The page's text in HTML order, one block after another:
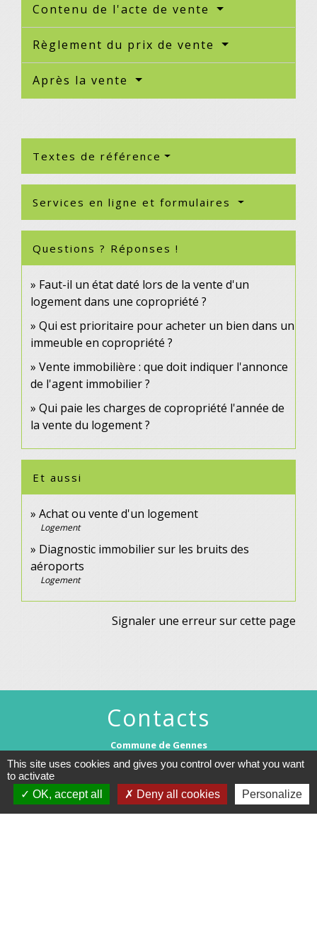
Contenu de l'acte de vente
Règlement du prix de vente
Après la vente
Textes de référence
Services en ligne et formulaires
Questions ? Réponses !
Faut-il un état daté lors de la vente d'un
logement dans une copropriété ?
Qui est prioritaire pour acheter un bien dans un
immeuble en copropriété ?
Vente immobilière : que doit indiquer l'annonce
de l'agent immobilier ?
Qui paie les charges de copropriété l'année de
la vente du logement ?
Et aussi
Achat ou vente d'un logement
Logement
Diagnostic immobilier sur les bruits des
aéroports
Logement
Signaler une erreur sur cette page
Contacts
Commune de Gennes
1 rue du Lavoir
25660 Gennes - FRANCE
+33 3 81 55 75 32
Contact par formulaire
This site uses cookies and gives you control over what you want
to activate
OK, accept all
Deny all cookies Personalize